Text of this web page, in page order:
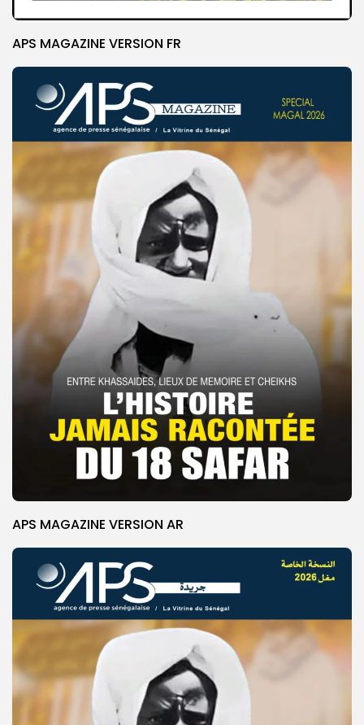
APS MAGAZINE VERSION FR
APS MAGAZINE VERSION AR